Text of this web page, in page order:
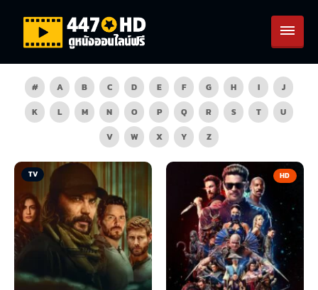
# A B C D E F G H I
J
K
L M N O P Q R S T
U
V
W X Y Z
TV HD